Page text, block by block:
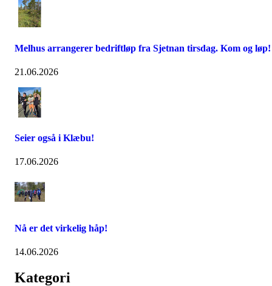
Melhus arrangerer bedriftløp fra Sjetnan tirsdag. Kom og løp!
21.06.2026
Seier også i Klæbu!
17.06.2026
Nå er det virkelig håp!
14.06.2026
Kategori